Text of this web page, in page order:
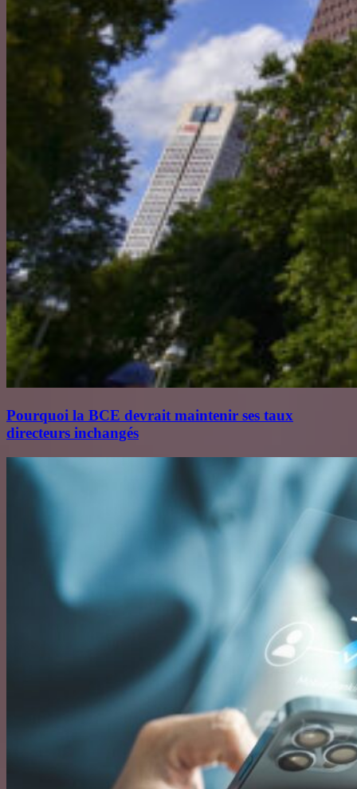
Pourquoi la BCE devrait maintenir ses taux
directeurs inchangés